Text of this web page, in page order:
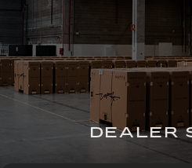
DEALER